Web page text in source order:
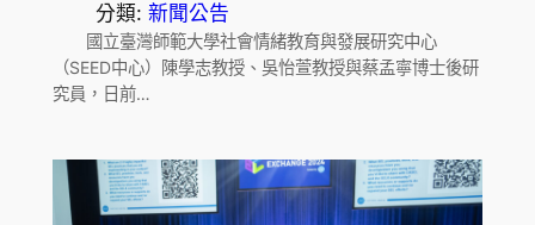
分類: 新聞公告
國立臺灣師範大學社會情緒教育與發展研究中心
（SEED中心）陳學志教授、吳怡萱教授與蔡孟寧博士後研
究員，日前…